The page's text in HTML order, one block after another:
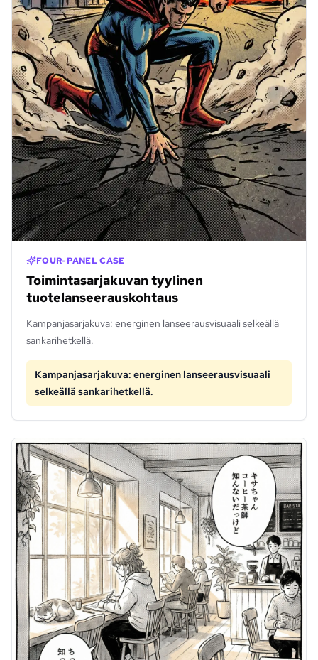
FOUR-PANEL CASE
Toimintasarjakuvan tyylinen
tuotelanseerauskohtaus
Kampanjasarjakuva: energinen lanseerausvisuaali selkeällä
sankarihetkellä.
Kampanjasarjakuva: energinen lanseerausvisuaali
selkeällä sankarihetkellä.